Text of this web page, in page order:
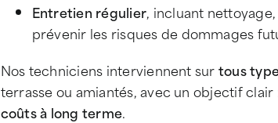
Entretien régulier, incluant
prévenir les risques de dommages
Nos techniciens interviennent surtous
terrasse ou amiantés, avec un objectif clair
coûts à long terme.